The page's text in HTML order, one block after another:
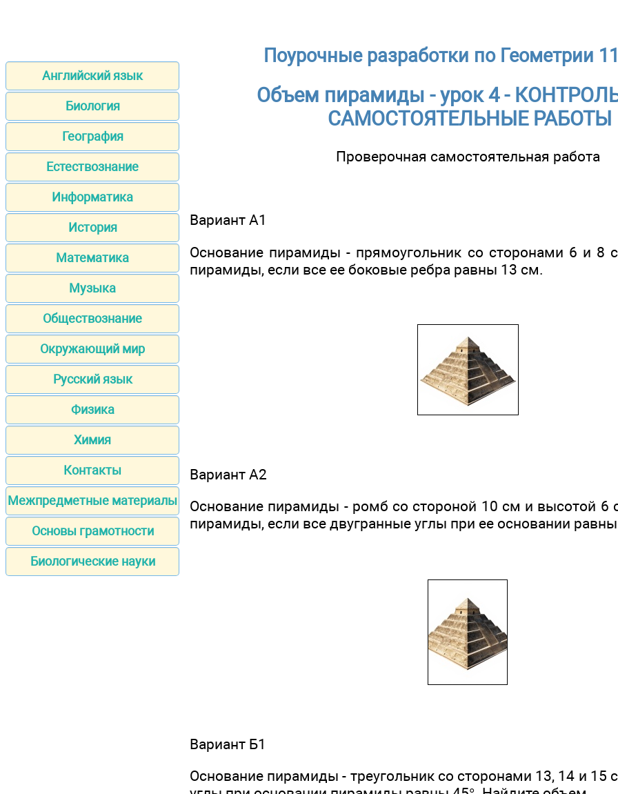
Английский язык
Биология
География
Естествознание
Информатика
История
Математика
Музыка
Обществознание
Окружающий мир
Русский язык
Физика
Химия
Контакты
Межпредметные материалы
Основы грамотности
Биологические науки
Поурочные разработки по Геометрии
Объем пирамиды - урок 4 -
САМОСТОЯТЕЛЬНЫЕ РАБОТЫ
Проверочная самостоятельная работа
Вариант A1
Основание пирамиды - прямоугольник со сторонами 6 и 8
пирамиды, если все ее боковые ребра равны 13 см.
Вариант А2
Основание пирамиды - ромб со стороной 10 см и высотой 6
пирамиды, если все двугранные углы при ее основании
Вариант Б1
Основание пирамиды - треугольник со сторонами 13, 14 и 15